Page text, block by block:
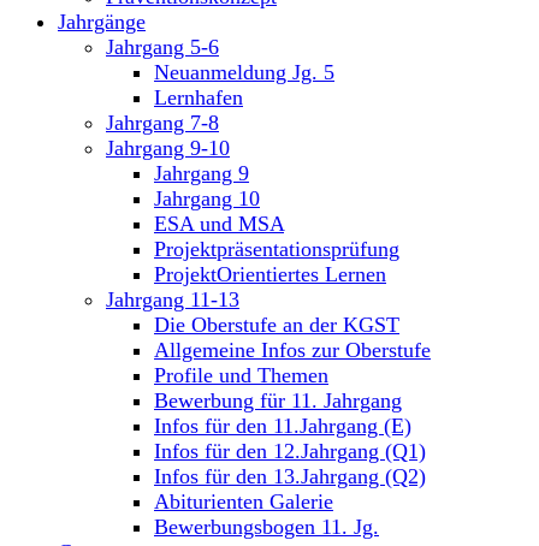
Jahrgänge
Jahrgang 5-6
Neuanmeldung Jg. 5
Lernhafen
Jahrgang 7-8
Jahrgang 9-10
Jahrgang 9
Jahrgang 10
ESA und MSA
Projektpräsentationsprüfung
ProjektOrientiertes Lernen
Jahrgang 11-13
Die Oberstufe an der KGST
Allgemeine Infos zur Oberstufe
Profile und Themen
Bewerbung für 11. Jahrgang
Infos für den 11.Jahrgang (E)
Infos für den 12.Jahrgang (Q1)
Infos für den 13.Jahrgang (Q2)
Abiturienten Galerie
Bewerbungsbogen 11. Jg.